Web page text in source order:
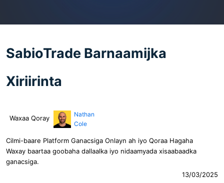
SabioTrade Barnaamijka
Xiriirinta
Waxaa Qoray
Nathan
Cole
Cilmi-baare Platform Ganacsiga Onlayn ah iyo Qoraa Hagaha
Waxay baartaa goobaha dallaalka iyo nidaamyada xisaabaadka
ganacsiga.
13/03/2025